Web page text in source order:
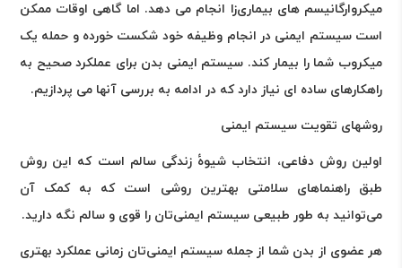
میکروارگانیسم های بیماری‌زا انجام می دهد. اما گاهی اوقات ممکن
است سیستم ایمنی در انجام وظیفه خود شکست خورده و حمله یک
میکروب شما را بیمار کند. سیستم ایمنی بدن برای عملکرد صحیح به
راهکارهای ساده ای نیاز دارد که در ادامه به بررسی آنها می پردازیم.
روشهای تقویت سیستم ایمنی
اولین روش دفاعی، انتخاب شیوهٔ زندگی سالم است که این روش
طبق راهنماهای سلامتی بهترین روشی است که به کمک آن
می‌توانید به طور طبیعی سیستم ایمنی‌تان را قوی و سالم نگه دارید.
هر عضوی از بدن شما از جمله سیستم ایمنی‌تان زمانی عملکرد بهتری